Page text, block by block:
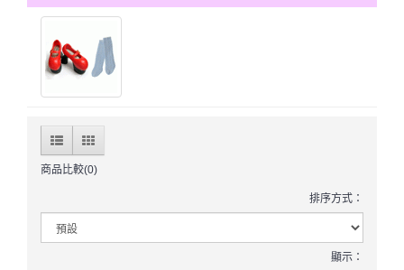
商品比較(0)
排序方式：
顯示：